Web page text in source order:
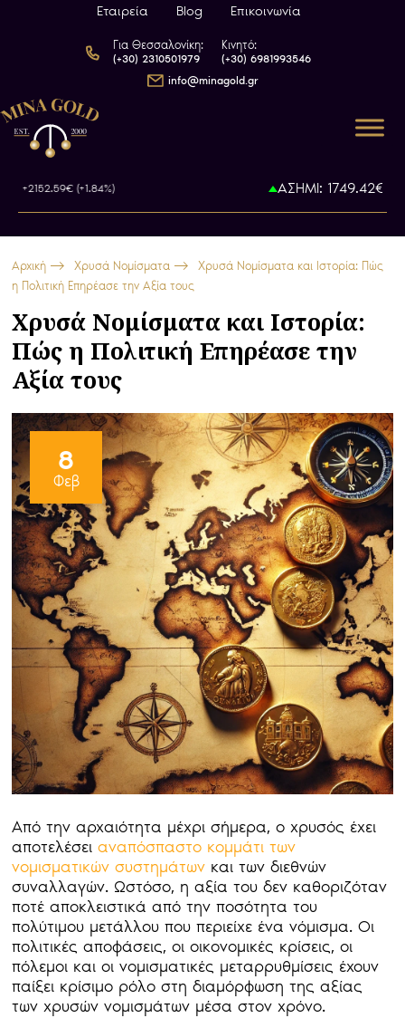
Εταιρεία Blog Επικοινωνία
Για Θεσσαλονίκη:
(+30) 2310501979
Κινητό:
(+30) 6981993546
info@minagold.gr
+2152.59€ (+1.84%) ΑΣΗΜΙ: 1749.42€
Αρχική Χρυσά Νομίσματα
Χρυσά Νομίσματα και Ιστορία: Πώς
η Πολιτική Επηρέασε την Αξία τους
Χρυσά Νομίσματα και Ιστορία:
Πώς η Πολιτική Επηρέασε την
Αξία τους
8
Φεβ
Από την αρχαιότητα μέχρι σήμερα, ο χρυσός έχει
αποτελέσειαναπόσπαστο κομμάτι των
νομισματικών συστημάτων και των διεθνών
συναλλαγών. Ωστόσο, η αξία του δεν καθοριζόταν
ποτέ αποκλειστικά από την ποσότητα του
πολύτιμου μετάλλου που περιείχε ένα νόμισμα. Οι
πολιτικές αποφάσεις, οι οικονομικές κρίσεις, οι
πόλεμοι και οι νομισματικές μεταρρυθμίσεις έχουν
παίξει κρίσιμο ρόλο στη διαμόρφωση της αξίας
των χρυσών νομισμάτων μέσα στον χρόνο.